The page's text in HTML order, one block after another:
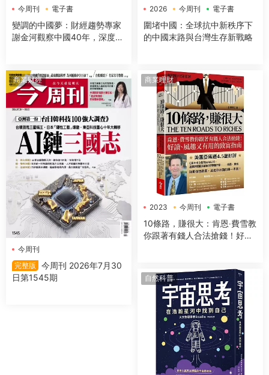
今周刊 電子書
變調的中國夢：財經趨勢專家
謝金河觀察中國40年，深度解
2026 今周刊 電子書
圍堵中國：全球抗中新秩序下
的中國末路與台灣生存新戰略
商業财經
今周刊
完整版
今周刊 2026年7月30
日第1545期
商業理財
2023 今周刊 電子書
10條路，賺很大：肯恩‧費雪教
你跟著有錢人合法搶錢！好
自然科普